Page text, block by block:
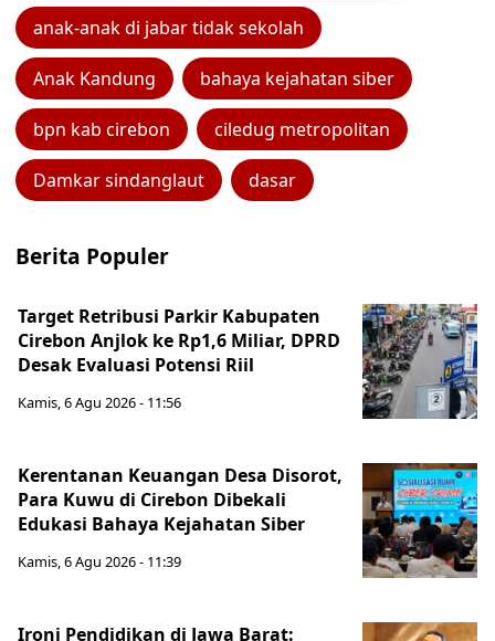
anak-anak di jabar tidak sekolah
Anak Kandung bahaya kejahatan siber
bpn kab cirebon ciledug metropolitan
Damkar sindanglaut dasar
Berita Populer
Target Retribusi Parkir Kabupaten
Cirebon Anjlok ke Rp1,6 Miliar, DPRD
Desak Evaluasi Potensi Riil
Kamis, 6 Agu 2026 - 11:56
Kerentanan Keuangan Desa Disorot,
Para Kuwu di Cirebon Dibekali
Edukasi Bahaya Kejahatan Siber
Kamis, 6 Agu 2026 - 11:39
Ironi Pendidikan di Jawa Barat: